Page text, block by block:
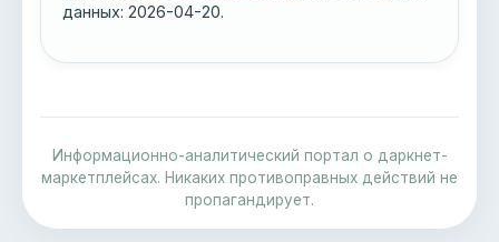
данных:2026-04-20.
Информационно-аналитический портал о даркнет-
маркетплейсах. Никаких противоправных действий не
пропагандирует.